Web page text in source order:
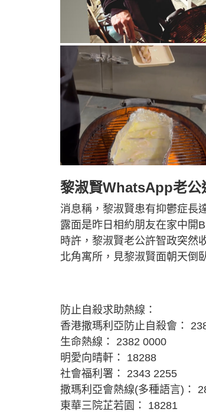
黎淑賢WhatsApp老公
消息稱，黎淑賢患有抑鬱症長
露面是昨日相約朋友在家中開
時許，黎淑賢老公許智政突然
北角寓所，見黎淑賢面朝天倒
防止自殺求助熱線：
香港撒瑪利亞防止自殺會：
生命熱線： 2382 0000
明愛向晴軒： 18288
社會福利署： 2343 2255
撒瑪利亞會熱線(多種語言)：
東華三院芷若園： 18281